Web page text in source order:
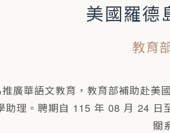
美國羅德
教育
廣華語文教育，教育部補助赴
助理。聘期自 115 年 08 月 24 日
關